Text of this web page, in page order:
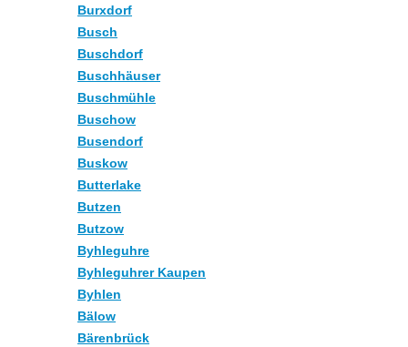
Burxdorf
Busch
Buschdorf
Buschhäuser
Buschmühle
Buschow
Busendorf
Buskow
Butterlake
Butzen
Butzow
Byhleguhre
Byhleguhrer Kaupen
Byhlen
Bälow
Bärenbrück